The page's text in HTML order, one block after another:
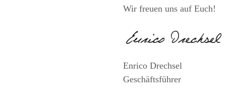
Wir freuen uns auf Euch!
Enrico Drechsel
Geschäftsführer